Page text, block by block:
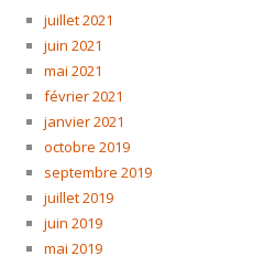
juillet 2021
juin 2021
mai 2021
février 2021
janvier 2021
octobre 2019
septembre 2019
juillet 2019
juin 2019
mai 2019